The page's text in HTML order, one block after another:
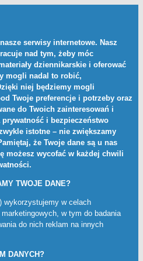
serwisy internetowe. Nasz
nad tym, żeby móc
dziennikarskie i oferować
mogli nadal to robić,
niej będziemy mogli
Twoje preferencje i potrzeby oraz
do Twoich zainteresowań i
i bezpieczeństwo
istotne – nie zwiększamy
że Twoje dane są u nas
możesz wycofać w każdej chwili
.
TWOJE DANE?
wykorzystujemy w celach
w tym do badania
do nich reklam na innych
DANYCH?